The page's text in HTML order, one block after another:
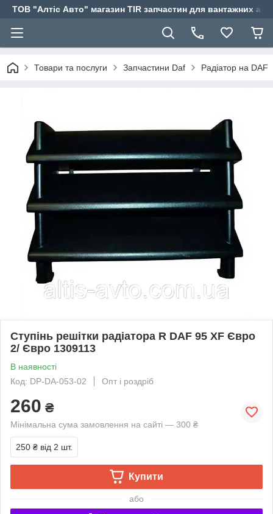
ТОВ "Алтіс Авто" магазин TIR запчастин для вантажних
Товари та послуги Запчастини Daf Радіатор на DAF
Ступінь решітки радіатора R DAF 95 XF Євро
2/ Євро 1309113
В наявності
Код: DP-DA-053-02
Опт і роздріб
260 ₴
Мінімальна сума замовлення на сайті — 300 ₴
250 ₴ від 2 шт.
Купити
або